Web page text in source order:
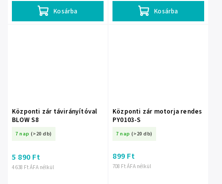
Kosárba Kosárba
Központi zár távirányítóval
BLOW S8
7 nap (>20 db)
4 638 Ft ÁFA nélkül
5 890 Ft
Központi zár motorja rendes
PY0103-S
7 nap (>20 db)
708 Ft ÁFA nélkül
899 Ft